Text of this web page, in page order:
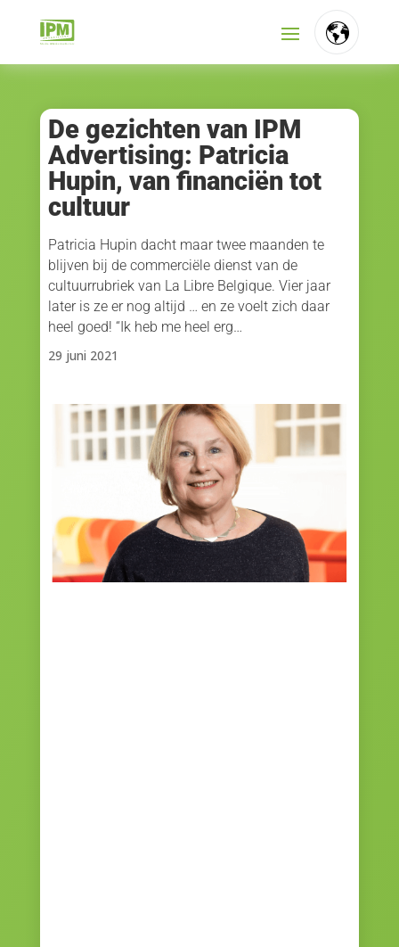
De gezichten van IPM
Advertising: Patricia
Hupin, van financiën tot
cultuur
Patricia Hupin dacht maar twee maanden te
blijven bij de commerciële dienst van de
cultuurrubriek van La Libre Belgique. Vier jaar
later is ze er nog altijd … en ze voelt zich daar
heel goed! “Ik heb me heel erg…
29 juni 2021